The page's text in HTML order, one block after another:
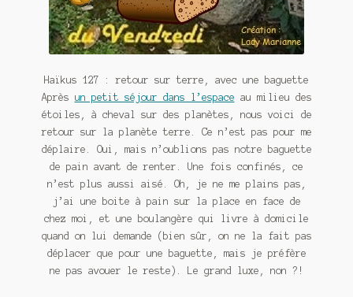
Il fallait me laisser mourir
La clé du bonheur
Les boules du Père Noël
Liste de tous mes romans
Marre des adultes
Mes romans
Meurtre en alternance
Meurtre sous couverture
Haïkus 127 : retour sur terre, avec une baguette
Après un petit séjour dans l’espace au milieu des
étoiles, à cheval sur des planètes, nous voici de
retour sur la planète terre. Ce n’est pas pour me
déplaire. Oui, mais n’oublions pas notre baguette
de pain avant de renter. Une fois confinés, ce
n’est plus aussi aisé. Oh, je ne me plains pas,
j’ai une boite à pain sur la place en face de
chez moi, et une boulangère qui livre à domicile
quand on lui demande (bien sûr, on ne la fait pas
déplacer que pour une baguette, mais je préfère
ne pas avouer le reste). Le grand luxe, non ?!